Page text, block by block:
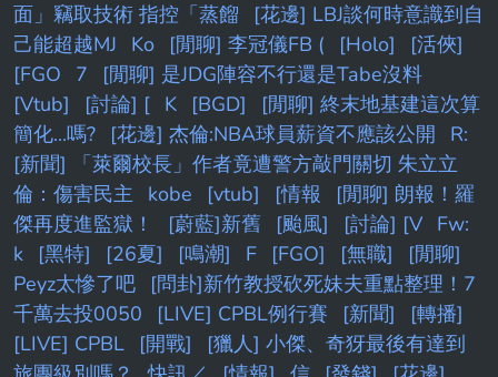
面」竊取技術 指控「蒸餾
[花邊] LBJ談何時意識到自
己能超越MJ
Ko [閒聊] 李冠儀FB ( [Holo]
[活俠]
[FGO
7
[閒聊] 是JDG陣容不行還是Tabe沒料
[Vtub]
[討論] [ K [BGD]
[閒聊] 終末地基建這次算
簡化...嗎?
[花邊] 杰倫:NBA球員薪資不應該公開
R:
[新聞] 「萊爾校長」作者竟遭警方敲門關切 朱立立
倫：傷害民主 kobe [vtub] [情報
[閒聊] 朗報！羅
傑再度進監獄！
[蔚藍]新舊 [颱風] [討論] [V Fw:
k
[黑特] [26夏] [鳴潮] F [FGO] [無職]
[閒聊]
Peyz太慘了吧
[問卦]新竹教授砍死妹夫重點整理！7
千萬去投0050
[LIVE] CPBL例行賽 [新聞]
[轉播]
[LIVE] CPBL
[開戰]
[獵人] 小傑、奇犽最後有達到